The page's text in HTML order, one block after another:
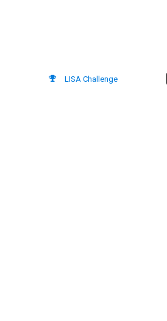
LISA Challenge